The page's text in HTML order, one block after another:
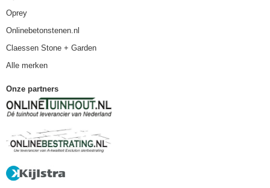
Oprey
Onlinebetonstenen.nl
Claessen Stone + Garden
Alle merken
Onze partners